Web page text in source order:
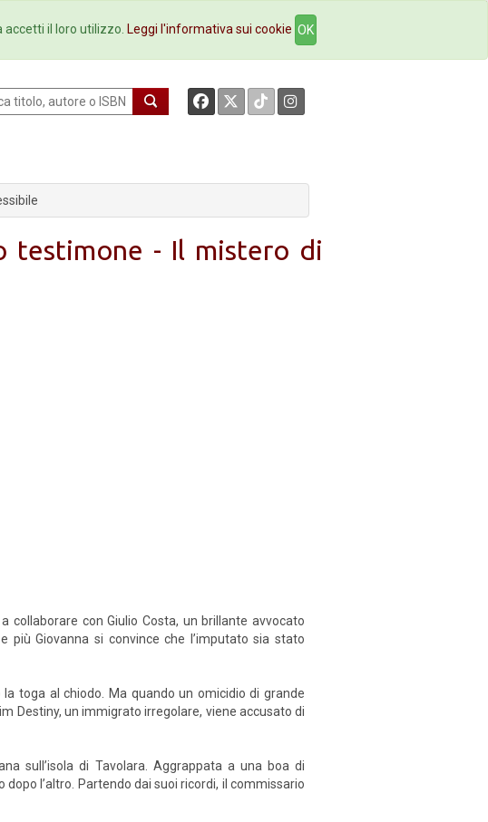
Ebookstore Contatti
testimone - Il mistero di
collaborare con Giulio Costa, un brillante avvocato
più Giovanna si convince che l’imputato sia stato
toga al chiodo. Ma quando un omicidio di grande
Destiny, un immigrato irregolare, viene accusato di
sull’isola di Tavolara. Aggrappata a una boa di
l’altro. Partendo dai suoi ricordi, il commissario
il loro utilizzo. Leggi l'informativa sui cookie OK